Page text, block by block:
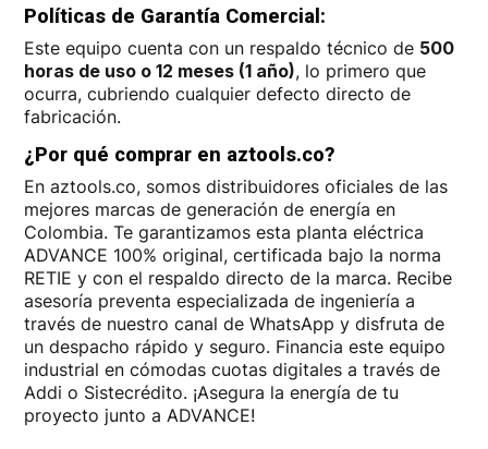
Políticas de Garantía Comercial:
Este equipo cuenta con un respaldo técnico de 500
horas de uso o 12 meses (1 año), lo primero que
ocurra, cubriendo cualquier defecto directo de
fabricación.
¿Por qué comprar en aztools.co?
En aztools.co, somos distribuidores oficiales de las
mejores marcas de generación de energía en
Colombia. Te garantizamos esta planta eléctrica
ADVANCE 100% original, certificada bajo la norma
RETIE y con el respaldo directo de la marca. Recibe
asesoría preventa especializada de ingeniería a
través de nuestro canal de WhatsApp y disfruta de
un despacho rápido y seguro. Financia este equipo
industrial en cómodas cuotas digitales a través de
Addi o Sistecrédito. ¡Asegura la energía de tu
proyecto junto a ADVANCE!